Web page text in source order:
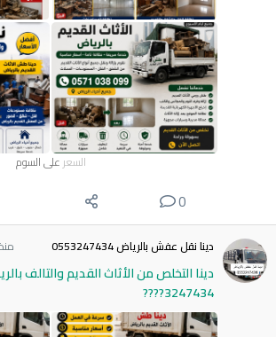
السعر على السوم
0
دينا نقل عفش بالرياض 0553247434
3247434????